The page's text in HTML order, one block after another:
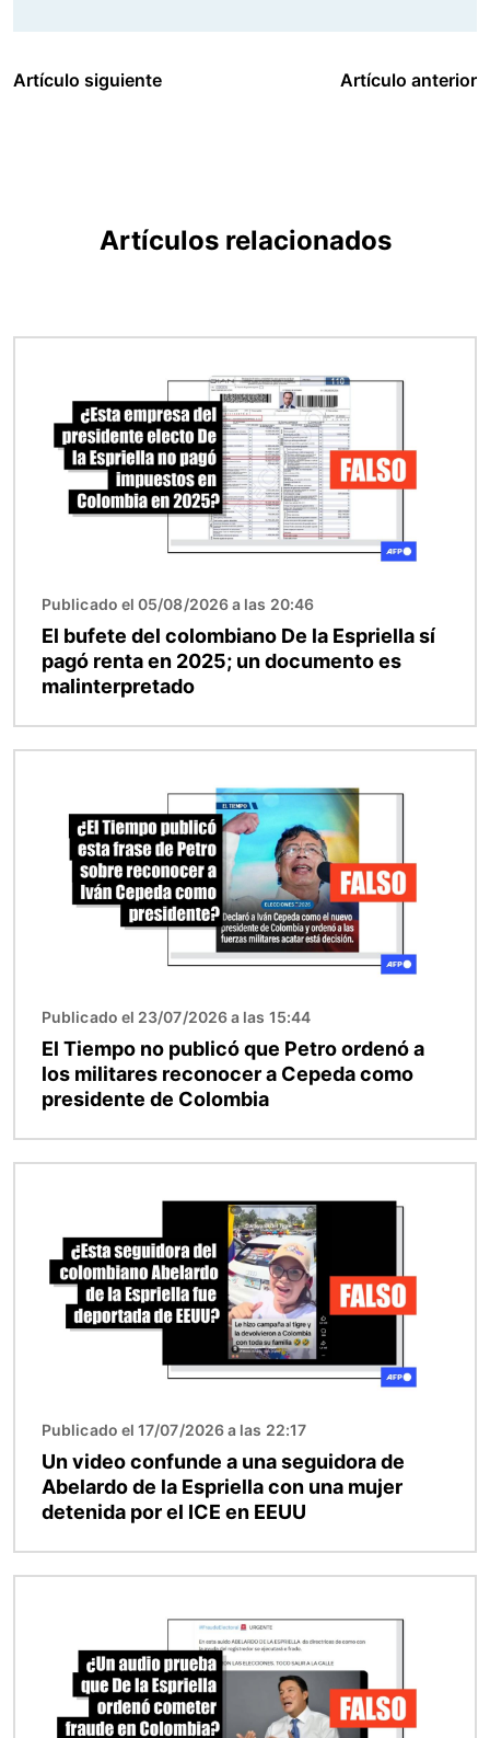
Artículo siguiente Artículo anterior
Artículos relacionados
Publicado el 05/08/2026 a las 20:46
El bufete del colombiano De la Espriella sí
pagó renta en 2025; un documento es
malinterpretado
Publicado el 23/07/2026 a las 15:44
El Tiempo no publicó que Petro ordenó a
los militares reconocer a Cepeda como
presidente de Colombia
Publicado el 17/07/2026 a las 22:17
Un video confunde a una seguidora de
Abelardo de la Espriella con una mujer
detenida por el ICE en EEUU